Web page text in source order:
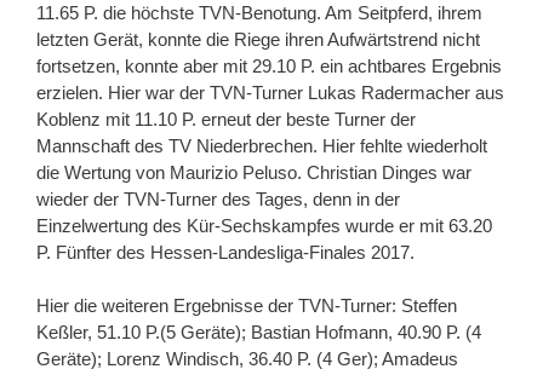
11.65 P. die höchste TVN-Benotung. Am Seitpferd, ihrem
letzten Gerät, konnte die Riege ihren Aufwärtstrend nicht
fortsetzen, konnte aber mit 29.10 P. ein achtbares Ergebnis
erzielen. Hier war der TVN-Turner Lukas Radermacher aus
Koblenz mit 11.10 P. erneut der beste Turner der
Mannschaft des TV Niederbrechen. Hier fehlte wiederholt
die Wertung von Maurizio Peluso. Christian Dinges war
wieder der TVN-Turner des Tages, denn in der
Einzelwertung des Kür-Sechskampfes wurde er mit 63.20
P. Fünfter des Hessen-Landesliga-Finales 2017.
Hier die weiteren Ergebnisse der TVN-Turner: Steffen
Keßler, 51.10 P.(5 Geräte); Bastian Hofmann, 40.90 P. (4
Geräte); Lorenz Windisch, 36.40 P. (4 Ger); Amadeus